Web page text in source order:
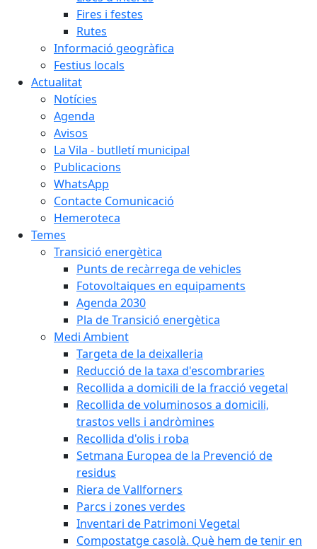
Fires i festes
Rutes
Informació geogràfica
Festius locals
Actualitat
Notícies
Agenda
Avisos
La Vila - butlletí municipal
Publicacions
WhatsApp
Contacte Comunicació
Hemeroteca
Temes
Transició energètica
Punts de recàrrega de vehicles
Fotovoltaiques en equipaments
Agenda 2030
Pla de Transició energètica
Medi Ambient
Targeta de la deixalleria
Reducció de la taxa d'escombraries
Recollida a domicili de la fracció vegetal
Recollida de voluminosos a domicili,
trastos vells i andròmines
Recollida d'olis i roba
Setmana Europea de la Prevenció de
residus
Riera de Vallforners
Parcs i zones verdes
Inventari de Patrimoni Vegetal
Compostatge casolà. Què hem de tenir en